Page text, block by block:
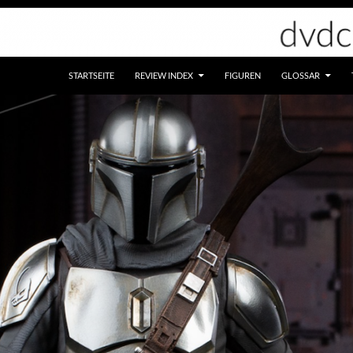
STARTSEITE REVIEW INDEX FIGUREN GLOSSAR